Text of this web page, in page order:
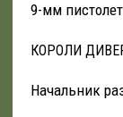
9-мм
КОРОЛИ
Начальник